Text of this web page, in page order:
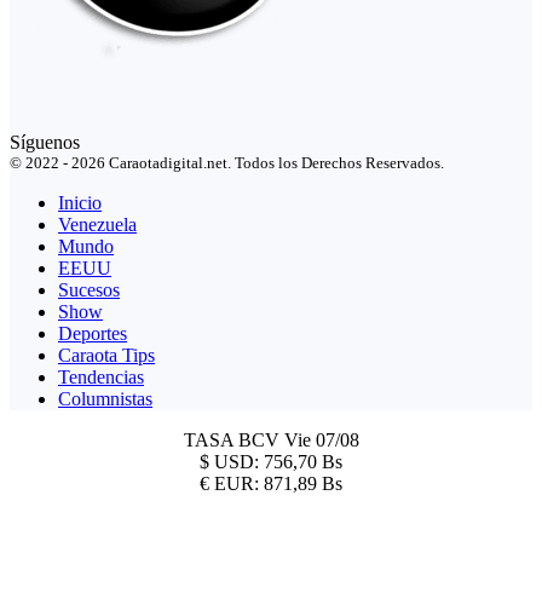
Síguenos
© 2022 - 2026 Caraotadigital.net. Todos los Derechos Reservados.
Inicio
Venezuela
Mundo
EEUU
Sucesos
Show
Deportes
Caraota Tips
Tendencias
Columnistas
TASA BCV Vie 07/08
$ USD: 756,70 Bs
€ EUR: 871,89 Bs